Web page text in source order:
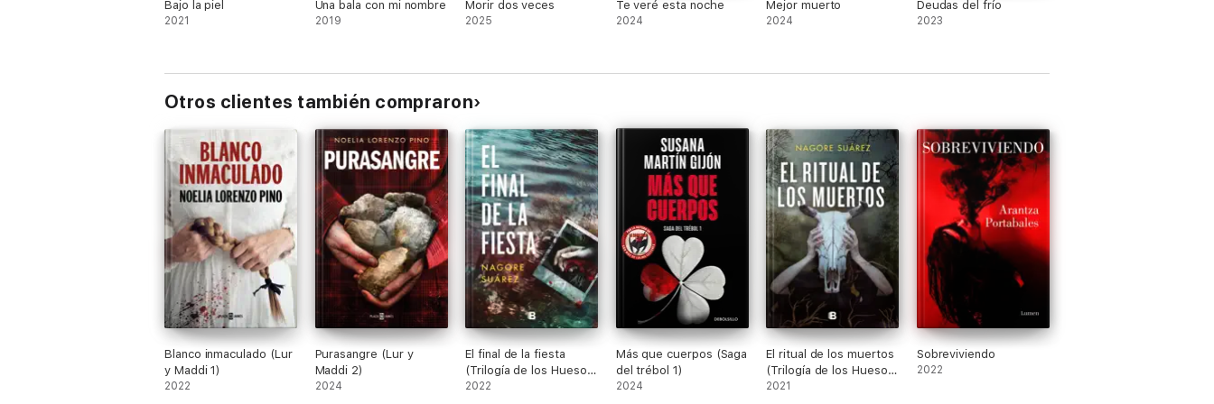
Bajo la piel
2021
Una bala con mi nombre
2019
Morir dos veces
2025
Te veré esta noche
2024
Mejor muerto
2024
Deudas del frío
2023
Otros clientes también compraron
Blanco inmaculado (Lur
y Maddi 1)
2022
Purasangre (Lur y
Maddi 2)
2024
El final de la fiesta
(Trilogía de los Huesos
3)
2022
Más que cuerpos (Saga
del trébol 1)
2024
El ritual de los muertos
(Trilogía de los Huesos
2)
2021
Sobreviviendo
2022